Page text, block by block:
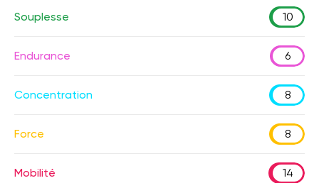
Souplesse 10
Endurance 6
Concentration 8
Force 8
Mobilité 14